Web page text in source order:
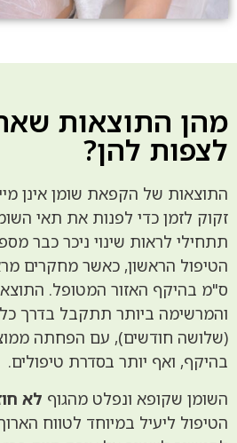
מהן התוצאות
לצפות להן?
התוצאות של הקפאת שומן אינן
זקוק לזמן כדי לפנות את תאי
תתחילי לראות שינוי ניכר כבר
ס"מ בהיקף האזור המטופל.
בהיקף, ואף יותר בסדרת טיפולים.
השומן שקופא ונפלט מהגוף לא
הטיפול ליעיל במיוחד לטווח